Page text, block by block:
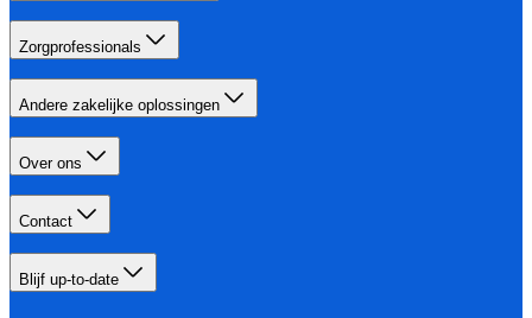
Zorgprofessionals
Andere zakelijke oplossingen
Over ons
Contact
Blijf up-to-date